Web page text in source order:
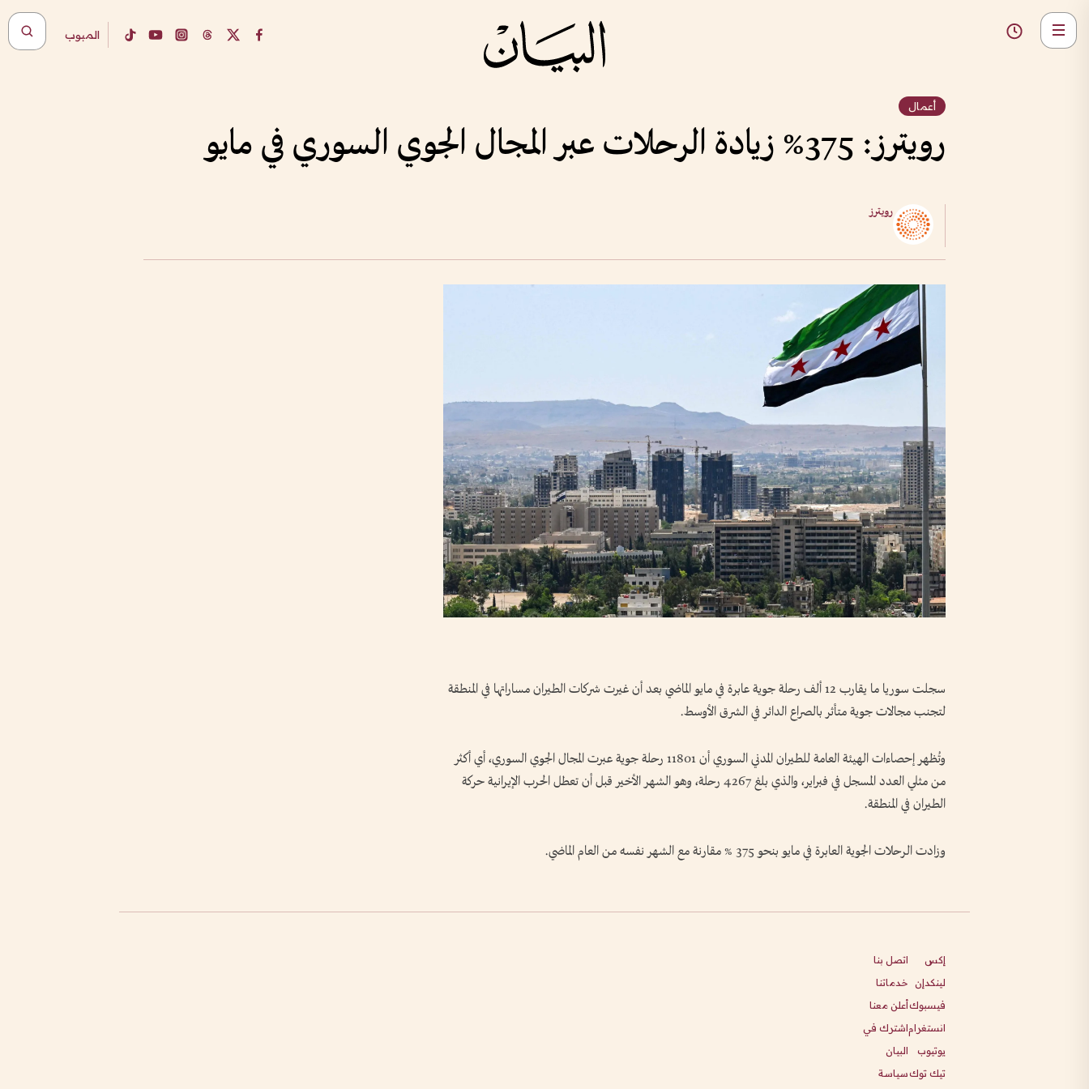
المبوب
أعمال
رويترز: 375% زيادة الرحلات عبر المجال الجوي السوري في مايو
رويترز
سجلت سوريا ‌ما يقارب 12 ألف رحلة جوية عابرة في مايو الماضي بعد أن غيرت ⁠شركات الطيران مساراتها في المنطقة
لتجنب مجالات جوية متأثر ‌بالصراع الدائر في الشرق الأوسط.
وتُظهر إحصاءات ‌الهيئة العامة للطيران المدني ‌السوري أن 11801 رحلة ‌جوية عبرت ‌المجال الجوي السوري، أي أكثر
‌من مثلي العدد ⁠المسجل في فبراير، والذي بلغ 4267 ⁠رحلة، وهو ⁠الشهر الأخير قبل أن تعطل الحرب ⁠الإيرانية حركة
الطيران في المنطقة.
وزادت الرحلات الجوية العابرة في مايو ‌بنحو 375 % مقارنة مع الشهر نفسه من العام الماضي.
إكس
لينكدإن
فيسبوك
انستغرام
يوتيوب
تيك توك
اتصل بنا
خدماتنا
أعلن معنا
اشترك في
البيان
سياسة